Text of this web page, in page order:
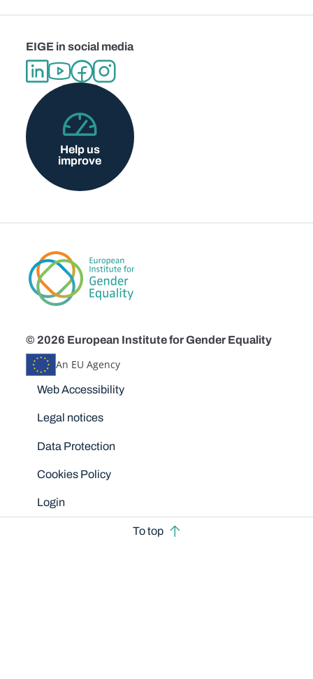
EIGE in social media
Help us
improve
© 2026 European Institute for Gender Equality
An EU Agency
Disclaimers
Web Accessibility
Legal notices
Data Protection
Cookies Policy
Login
To top